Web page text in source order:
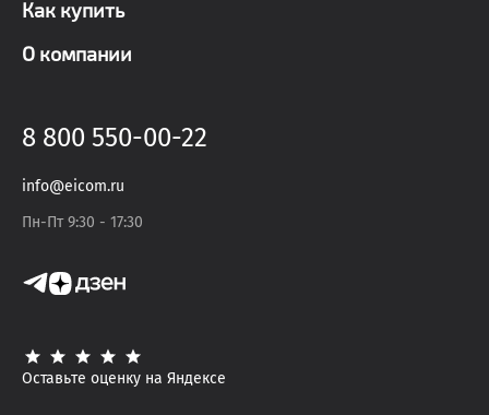
Как купить
О компании
8 800 550-00-22
info@eicom.ru
Пн-Пт 9:30 - 17:30
Оставьте оценку на Яндексе